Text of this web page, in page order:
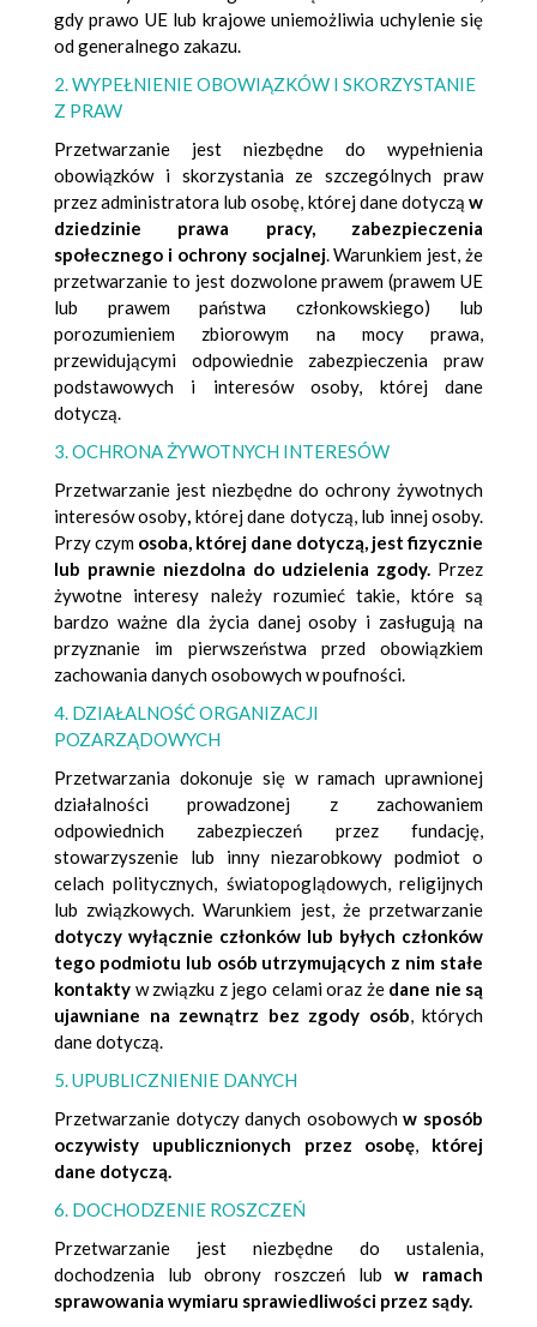
gdy prawo UE lub krajowe uniemożliwia uchylenie się
od generalnego zakazu.
2. WYPEŁNIENIE OBOWIĄZKÓW I SKORZYSTANIE
Z PRAW
Przetwarzanie jest niezbędne do wypełnienia
obowiązków i skorzystania ze szczególnych praw
przez administratora lub osobę, której dane dotyczą w
dziedzinie prawa pracy, zabezpieczenia
społecznego i ochrony socjalnej. Warunkiem jest, że
przetwarzanie to jest dozwolone prawem (prawem UE
lub prawem państwa członkowskiego) lub
porozumieniem zbiorowym na mocy prawa,
przewidującymi odpowiednie zabezpieczenia praw
podstawowych i interesów osoby, której dane
dotyczą.
3. OCHRONA ŻYWOTNYCH INTERESÓW
Przetwarzanie jest niezbędne do ochrony żywotnych
interesów osoby, której dane dotyczą, lub innej osoby.
Przy czym osoba, której dane dotyczą, jest fizycznie
lub prawnie niezdolna do udzielenia zgody. Przez
żywotne interesy należy rozumieć takie, które są
bardzo ważne dla życia danej osoby i zasługują na
przyznanie im pierwszeństwa przed obowiązkiem
zachowania danych osobowych w poufności.
4. DZIAŁALNOŚĆ ORGANIZACJI
POZARZĄDOWYCH
Przetwarzania dokonuje się w ramach uprawnionej
działalności prowadzonej z zachowaniem
odpowiednich zabezpieczeń przez fundację,
stowarzyszenie lub inny niezarobkowy podmiot o
celach politycznych, światopoglądowych, religijnych
lub związkowych. Warunkiem jest, że przetwarzanie
dotyczy wyłącznie członków lub byłych członków
tego podmiotu lub osób utrzymujących z nim stałe
kontakty w związku z jego celami oraz że dane nie są
ujawniane na zewnątrz bez zgody osób, których
dane dotyczą.
5. UPUBLICZNIENIE DANYCH
Przetwarzanie dotyczy danych osobowychw sposób
oczywisty upublicznionych przez osobę, której
dane dotyczą.
6. DOCHODZENIE ROSZCZEŃ
Przetwarzanie jest niezbędne do ustalenia,
dochodzenia lub obrony roszczeń lubw ramach
sprawowania wymiaru sprawiedliwości przez sądy.